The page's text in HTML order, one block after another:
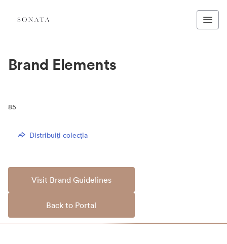
Brand Elements
85
Distribuiți colecția
Visit Brand Guidelines
Back to Portal